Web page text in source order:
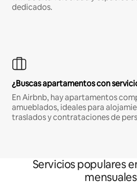
dedicados.
¿Buscas apartamentos con
En Airbnb, hay apartamentos
amueblados, ideales para
traslados y contrataciones de
Servicios populares
mensuales